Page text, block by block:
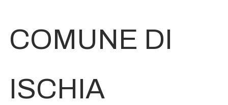
COMUNE DI
ISCHIA